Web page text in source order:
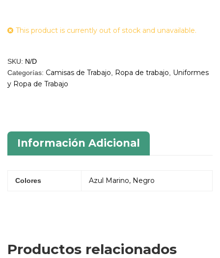
This product is currently out of stock and unavailable.
SKU: N/D
Categorías: Camisas de Trabajo Ropa de trabajo Uniformes
y Ropa de Trabajo
Información Adicional
Colores Azul Marino, Negro
Productos relacionados